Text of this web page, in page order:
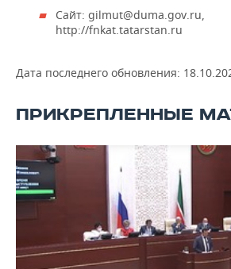
Сайт: gilmut@duma.gov.ru,
http://fnkat.tatarstan.ru
Дата последнего обновления:
ПРИКРЕПЛЕННЫЕ